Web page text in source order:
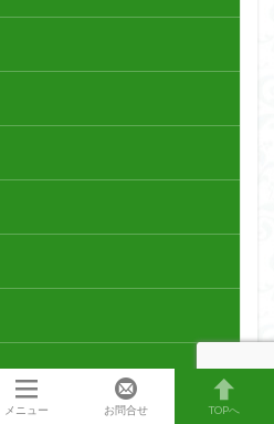
メニュー お問合せ TOPへ